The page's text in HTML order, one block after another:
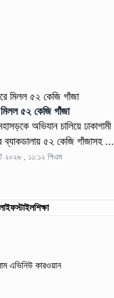
মিলল ৫২ কেজি গাঁজা
অভিযান চালিয়ে ঢাকাগামী
ব্যাকডালায় ৫২ কেজি গাঁজাসহ ...
২০২৬ , ১১:১২ পিএম
শিক্ষা
এভিনিউ কারওয়ান